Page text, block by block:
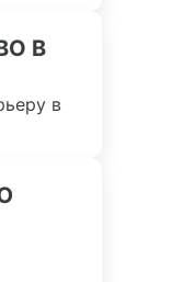
В
в